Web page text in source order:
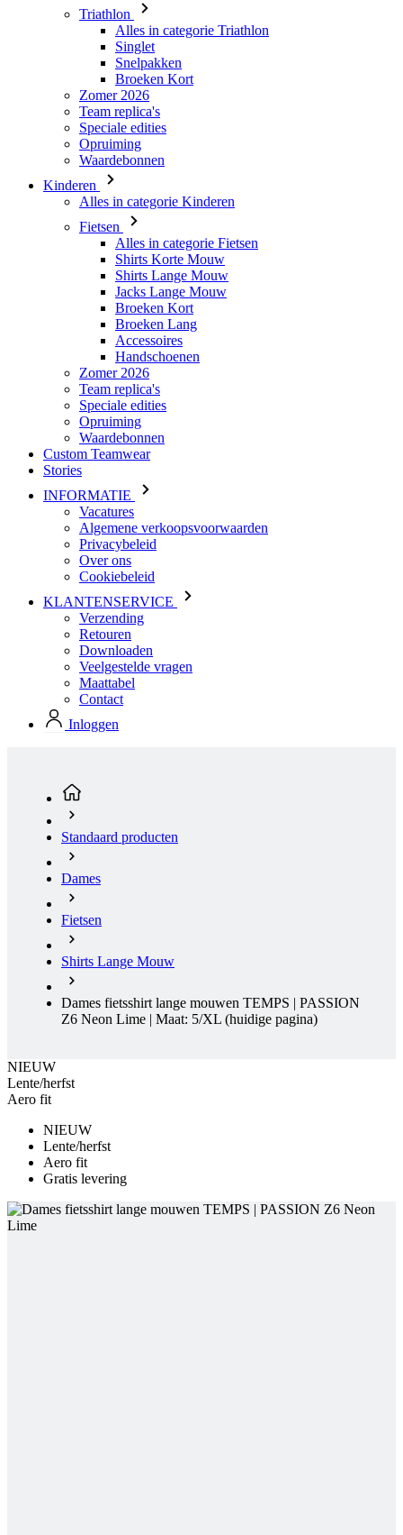
Zomer 2026
Team replica's
Speciale edities
Opruiming
Waardebonnen
Kinderen
Alles in categorie Kinderen
Fietsen
Alles in categorie Fietsen
Shirts Lange Mouw
Jacks Lange Mouw
Broeken Kort
Broeken Lang
Accessoires
Handschoenen
Zomer 2026
Team replica's
Speciale edities
Opruiming
Waardebonnen
Custom Teamwear
Stories
INFORMATIE
Vacatures
Algemene verkoopsvoorwaarden
Privacybeleid
Cookiebeleid
KLANTENSERVICE
Verzending
Retouren
Downloaden
Veelgestelde vragen
Maattabel
Contact
Inloggen
Dames
Fietsen
Shirts Lange Mouw
Dames fietsshirt lange mouwen TEMPS | PASSION
Z6 Neon Lime | Maat: 5/XL
NIEUW
Lente/herfst
Lente/herfst
Aero fit
Gratis levering